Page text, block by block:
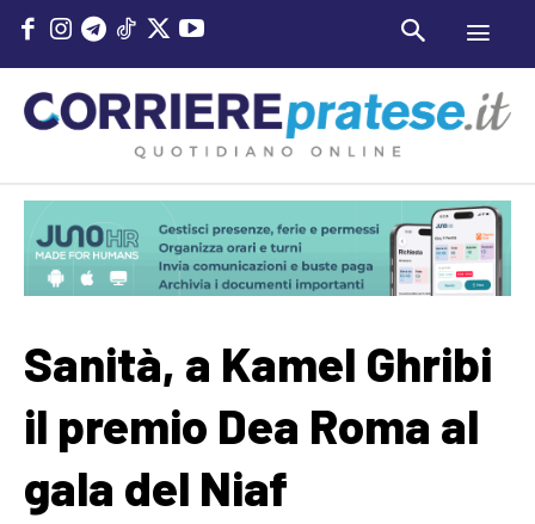
Sanità, a Kamel Ghribi
il premio Dea Roma al
gala del Niaf